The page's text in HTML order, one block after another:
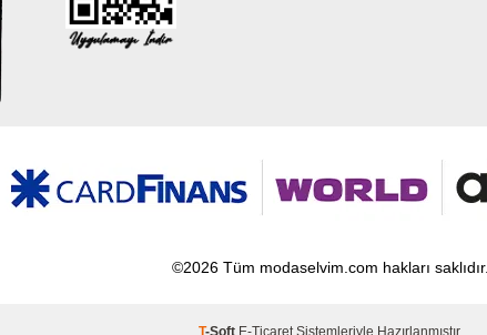
©2026 Tüm modaselvim.com hakları saklıdır.
T-Soft E-Ticaret Sistemleriyle Hazırlanmıştır.